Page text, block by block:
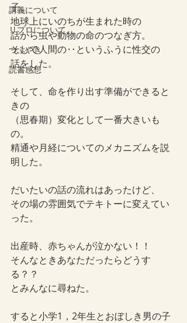
講義について
リプロについて。
つぶやき
読書感想
子。
地球上にいのちが生まれた時の
話から虫や動物の命のつなぎ方。
そして人間の‥というふうに性交の
話をした。
そして、命を作り出す準備ができると
きの
（思春期）変化として一番大きいも
の。
精通や月経についてのメカニズムを説
明した。
だいたいの話の流れはあったけど、
その場の雰囲気でテキトーに変えてい
った。
出産時、赤ちゃんが泣かない！！
そんなときあなただったらどうす
る？？
とみんなに尋ねた。
すると小学1，2年生とおぼしき男の子